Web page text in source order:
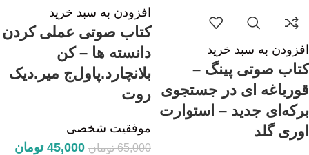
افزودن به سبد خرید
کتاب صوتی پینگ –
قورباغه ای در جستجوی
برکه‌ای جدید – استوارت
اوری گلد
افزودن به سبد خرید
کتاب صوتی عملی کردن
دانسته ها – کن
بلانچارد.پاول‌ج میر.دیک
روت
موفقیت شخصی
65,000 تومان 45,000 تومان